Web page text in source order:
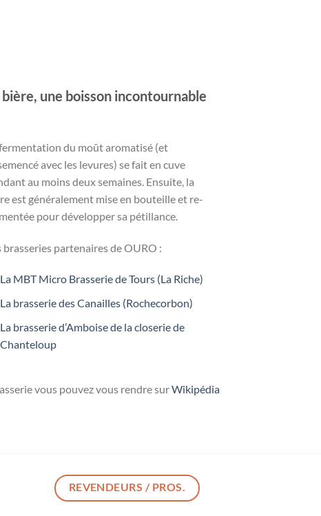
bière, une boisson incontournable
du moût aromatisé (et
avec les levures) se fait en cuve
au moins deux semaines. Ensuite, la
est généralement mise en bouteille et re-
pour développer sa pétillance.
brasseries partenaires de OURO :
La MBT Micro Brasserie de Tours (La Riche)
La brasserie des Canailles (Rochecorbon)
La brasserie d’Amboise de la closerie de
Chanteloup
vous pouvez vous rendre surWikipédia
REVENDEURS / PROS.